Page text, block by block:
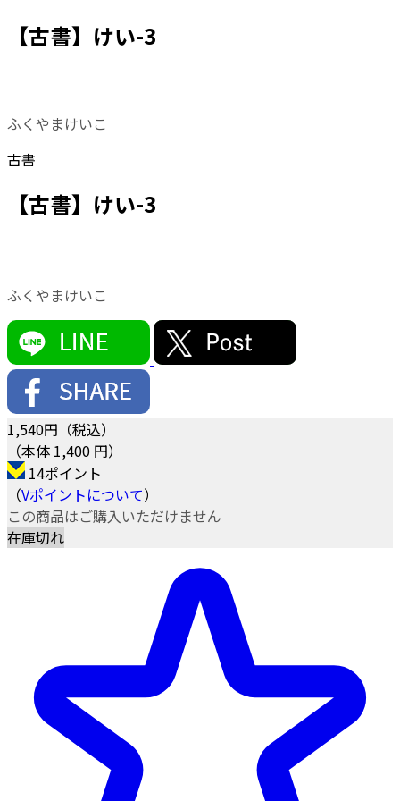
【古書】けい-3
ふくやまけいこ
古書
【古書】けい-3
ふくやまけいこ
1,540円（税込）
（本体 1,400 円）
14ポイント
（Vポイントについて）
この商品はご購入いただけません
在庫切れ